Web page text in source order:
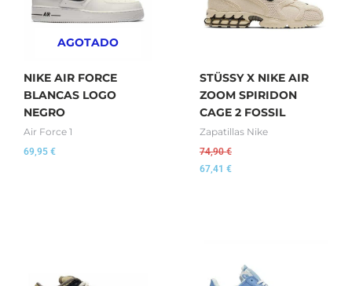
AGOTADO
NIKE AIR FORCE
BLANCAS LOGO
NEGRO
Air Force 1
69,95 €
STÜSSY X NIKE AIR
ZOOM SPIRIDON
CAGE 2 FOSSIL
Zapatillas Nike
74,90€
67,41 €